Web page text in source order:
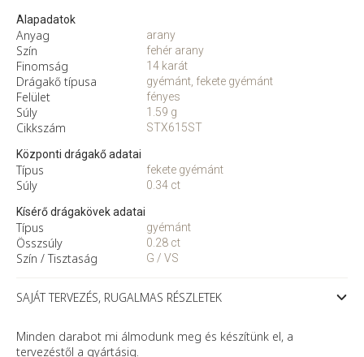
Alapadatok
Anyag
Szín
Finomság
Drágakő típusa
Felület
Súly
Cikkszám
arany
fehér arany
14 karát
gyémánt, fekete gyémánt
fényes
1.59 g
STX615ST
Központi drágakő adatai
Típus
Súly
fekete gyémánt
0.34 ct
Kísérő drágakövek adatai
Típus
Összsúly
Szín / Tisztaság
gyémánt
0.28 ct
G / VS
SAJÁT TERVEZÉS, RUGALMAS RÉSZLETEK
Minden darabot mi álmodunk meg és készítünk el, a
tervezéstől a gyártásig.